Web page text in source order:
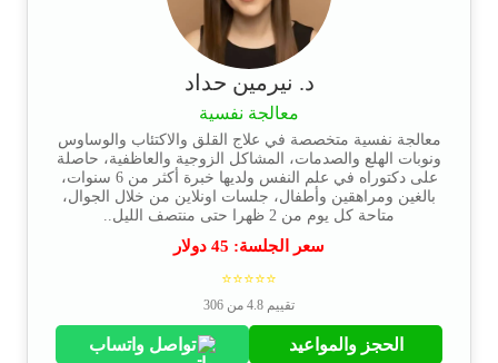
د. نيرمين حداد
معالجة نفسية
معالجة نفسية متخصصة في علاج القلق والاكتئاب والوساوس
ونوبات الهلع والصدمات، المشاكل الزوجية والعاظفية، حاصلة
على دكتوراه في علم النفس ولديها خبرة أكثر من 6 سنوات،
بالغين ومراهقين وأطفال، جلسات اونلاين من خلال الجوال،
متاحة كل يوم من 2 ظهرا حتى منتصف الليل..
سعر الجلسة: 45 دولار
⭐⭐⭐⭐⭐
تقييم 4.8 من 306
الحجز والمواعيد تواصل واتساب